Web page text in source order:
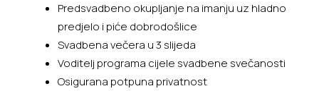
Predsvadbeno okupljanje na imanju uz hladno
predjelo i piće dobrodošlice
Svadbena večera u 3 slijeda
Voditelj programa cijele svadbene svečanosti
Osigurana potpuna privatnost